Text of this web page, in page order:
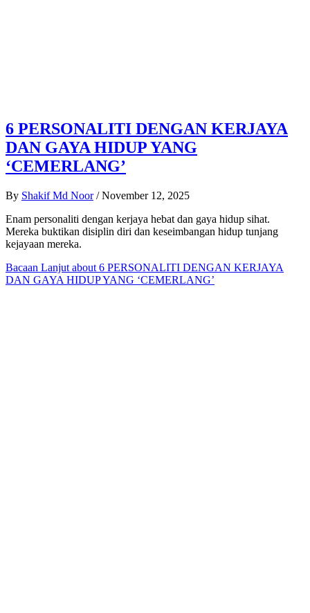
6 PERSONALITI DENGAN KERJAYA
DAN GAYA HIDUP YANG
‘CEMERLANG’
By Shakif Md Noor / November 12, 2025
Enam personaliti dengan kerjaya hebat dan gaya hidup sihat.
Mereka buktikan disiplin diri dan keseimbangan hidup tunjang
kejayaan mereka.
Bacaan Lanjut about 6 PERSONALITI DENGAN KERJAYA
DAN GAYA HIDUP YANG ‘CEMERLANG’